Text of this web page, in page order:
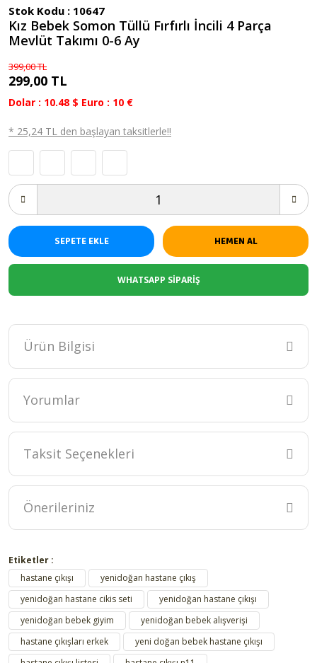
Stok Kodu : 10647
Kız Bebek Somon Tüllü Fırfırlı İncili 4 Parça
Mevlüt Takımı 0-6 Ay
399,00 TL
299,00 TL
Dolar : 10.48 $ Euro : 10 €
* 25,24 TL den başlayan taksitlerle!!
SEPETE EKLE HEMEN AL
WHATSAPP SİPARİŞ
Ürün Bilgisi
Yorumlar
Bu ürüne ilk yorumu siz yapın!
Taksit Seçenekleri
Önerileriniz
konularda yetersiz gördüğünüz noktaları öneri formunu kullanarak
tarafımıza iletebilirsiniz.
Görüş ve önerileriniz için teşekkür ederiz.
Ürün resmi kalitesiz, bozuk veya görüntülenemiyor.
Ürün açıklamasında eksik bilgiler bulunuyor.
Etiketler :
hastane çıkışı
yenidoğan hastane çıkış
yenidoğan hastane cikis seti
yenidoğan hastane çıkışı
yenidoğan bebek giyim
yenidoğan bebek alışverişi
hastane çıkışları erkek
yeni doğan bebek hastane çıkışı
Hediyelik Ürünler
Taraftar Bebek Takımları
Bebek Yazlık Modeller
Bebek Kışlık Modeller
Atkı , Bere , Eldiven
Bebek Kıyafetleri
Bebek Yatakları